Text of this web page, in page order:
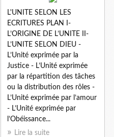
L'UNITE SELON LES
ECRITURES PLAN I-
L’ORIGINE DE L’UNITE II-
L’UNITE SELON DIEU -
L’Unité exprimée par la
Justice - L’Unité exprimée
par la répartition des tâches
ou la distribution des rôles -
L’Unité exprimée par l’amour
- L’Unité exprimée par
l’Obéissance...
Lire la suite